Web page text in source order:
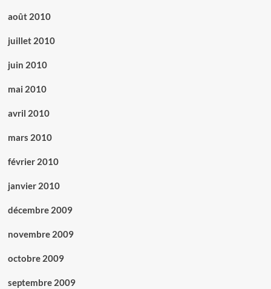
août 2010
juillet 2010
juin 2010
mai 2010
avril 2010
mars 2010
février 2010
janvier 2010
décembre 2009
novembre 2009
octobre 2009
septembre 2009